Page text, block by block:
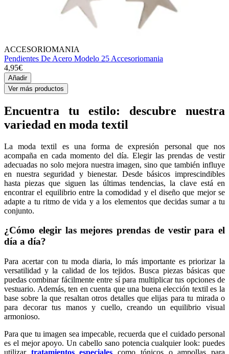
ACCESORIOMANIA
Pendientes De Acero Modelo 25 Accesoriomania
4,95€
Añadir
Ver más productos
Encuentra tu estilo: descubre nuestra
variedad en moda textil
La moda textil es una forma de expresión personal que nos
acompaña en cada momento del día. Elegir las prendas de vestir
adecuadas no solo mejora nuestra imagen, sino que también influye
en nuestra seguridad y bienestar. Desde básicos imprescindibles
hasta piezas que siguen las últimas tendencias, la clave está en
encontrar el equilibrio entre la comodidad y el diseño que mejor se
adapte a tu ritmo de vida y a los elementos que decidas sumar a tu
conjunto.
¿Cómo elegir las mejores prendas de vestir para el
día a día?
Para acertar con tu moda diaria, lo más importante es priorizar la
versatilidad y la calidad de los tejidos. Busca piezas básicas que
puedas combinar fácilmente entre sí para multiplicar tus opciones de
vestuario. Además, ten en cuenta que una buena elección textil es la
base sobre la que resaltan otros detalles que elijas para tu mirada o
para decorar tus manos y cuello, creando un equilibrio visual
armonioso.
Para que tu imagen sea impecable, recuerda que el cuidado personal
es el mejor apoyo. Un cabello sano potencia cualquier look: puedes